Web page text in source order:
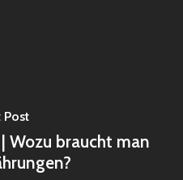
Post
Wozu braucht man